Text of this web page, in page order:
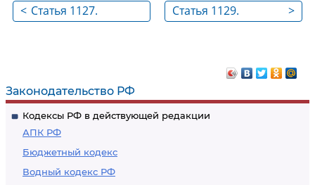
Законодательство РФ
Кодексы РФ в действующей редакции
АПК РФ
Бюджетный кодекс
Водный кодекс РФ
< Статья 1127.
удостоверенным
завещаниям
>
Статья 1129.
обстоятельствах